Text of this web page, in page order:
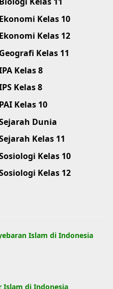
Ekonomi Kelas 10
Ekonomi Kelas 12
Geografi Kelas 11
Kelas 8
Kelas 8
PAI Kelas 10
Dunia
Kelas 11
Kelas 10
Kelas 12
Islam di Indonesia
Islam di Indonesia